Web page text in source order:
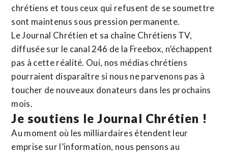
chrétiens et tous ceux qui refusent de se soumettre
sont maintenus sous pression permanente.
Le Journal Chrétien et sa chaîne Chrétiens TV,
diffusée sur le canal 246 de la Freebox, n’échappent
pas à cette réalité. Oui, nos médias chrétiens
pourraient disparaître si nous ne parvenons pas à
toucher de nouveaux donateurs dans les prochains
mois.
Je soutiens le Journal Chrétien !
Au moment où les milliardaires étendent leur
emprise sur l’information, nous pensons au